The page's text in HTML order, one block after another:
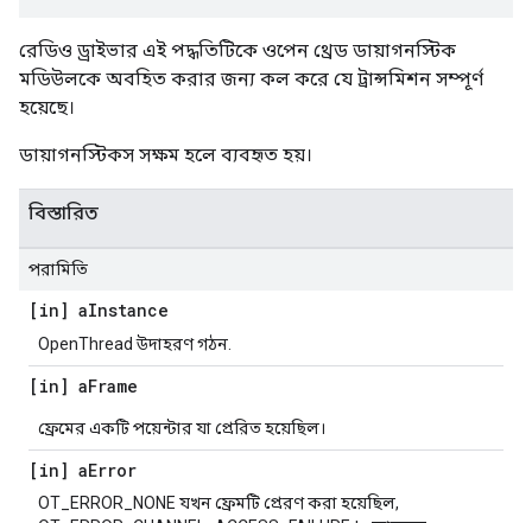
রেডিও ড্রাইভার এই পদ্ধতিটিকে ওপেন থ্রেড ডায়াগনস্টিক
মডিউলকে অবহিত করার জন্য কল করে যে ট্রান্সমিশন সম্পূর্ণ
হয়েছে।
ডায়াগনস্টিকস সক্ষম হলে ব্যবহৃত হয়।
বিস্তারিত
পরামিতি
[in] aInstance
OpenThread উদাহরণ গঠন.
[in] aFrame
ফ্রেমের একটি পয়েন্টার যা প্রেরিত হয়েছিল।
[in] aError
OT_ERROR_NONE যখন ফ্রেমটি প্রেরণ করা হয়েছিল,